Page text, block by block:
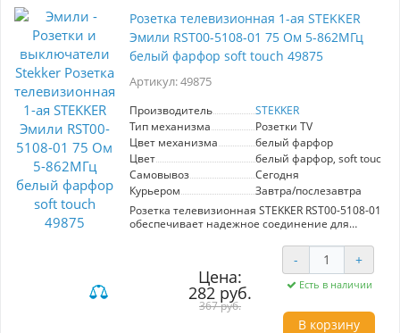
качественных материалов: токоведущая часть
выполнена из оловяннофосфорной бронзы,
внутренний блок — из полиамида 6.6, а
прочный корпус из поликарбоната не
дополнительную безопасность. Выбор данного
номинальным напряжением 250 В и током 10
А. Стиль, безопасность и надежность —
ключевые преимущества переключателя
STEKKER Эмили, который станет отличным
дополнением вашего дома.
Розетка телевизионная 1-ая STEKKER
Эмили RST00-5108-01 75 Ом 5-862МГц
белый фарфор soft touch 49875
Артикул: 49875
Производитель
STEKKER
Тип механизма
Розетки TV
Цвет механизма
белый фарфор
Цвет
белый фарфор, soft touch
Самовывоз
Сегодня
Курьером
Завтра/послезавтра
Розетка телевизионная STEKKER RST00-5108-01
обеспечивает надежное соединение для
75 Ом и частотным диапазоном до 862 МГц.
Изготовленная из высококачественного
белого фарфора с мягкой текстурой, она
гармонично вписывается в любой интерьер.
Простота установки и стильный дизайн
делают эту розетку идеальным выбором для
Цена:
282 руб.
367 руб.
- +
Есть в наличии
В корзину